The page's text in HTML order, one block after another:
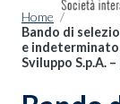
Home /
Bando di
e
Sviluppo S.p.A.